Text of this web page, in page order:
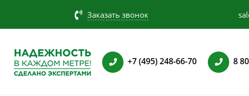
Заказать звонок
+7 (495) 248-66-70 8